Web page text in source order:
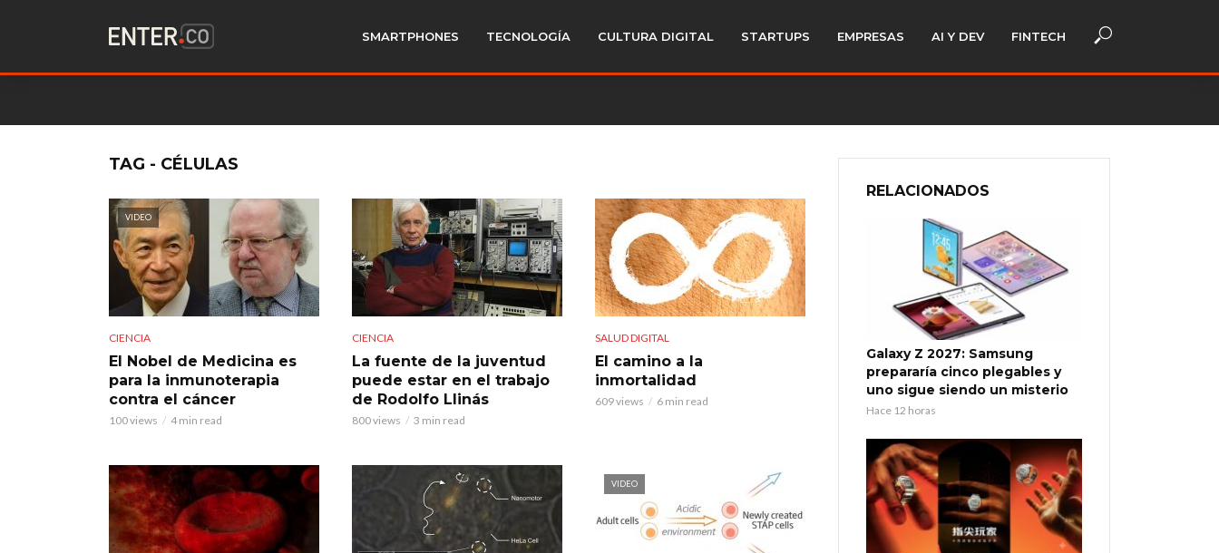
SMARTPHONES TECNOLOGÍA CULTURA DIGITAL STARTUPS EMPRESAS AI Y DEV FINTECH
TAG - CÉLULAS
VIDEO
CIENCIA
El Nobel de Medicina es
para la inmunoterapia
contra el cáncer
100 views 4 min read
CIENCIA
La fuente de la juventud
puede estar en el trabajo
de Rodolfo Llinás
800 views 3 min read
SALUD DIGITAL
El camino a la
inmortalidad
609 views 6 min read
VIDEO
RELACIONADOS
Galaxy Z 2027: Samsung
prepararía cinco plegables y
uno sigue siendo un misterio
Hace 12 horas